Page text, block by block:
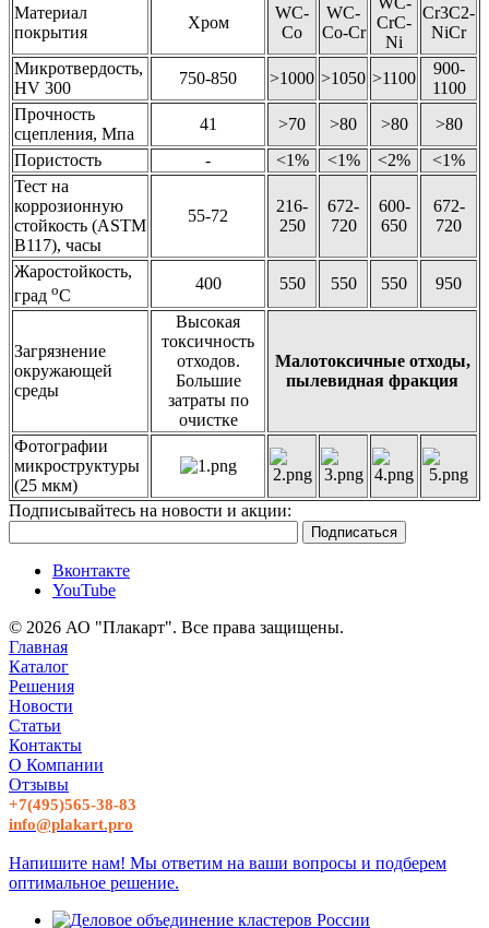
Материал
покрытия
Хром
WC-
Co
WC-
Co-Cr
CrC-
Ni
Cr3C2-
NiCr
Микротвердость,
HV 300
750-850 >1000 >1050 >1100
900-
1100
Прочность
сцепления, Мпа
41 >70 >80 >80
>80
Пористость
- <1% <1% <2%
<1%
Тест на
коррозионную
стойкость (ASTM
B117), часы
55-72
216-
250
672-
720
600-
650
672-
720
Жаростойкость,
град oС
400 550 550 550 950
Загрязнение
окружающей
среды
Высокая
токсичность
отходов.
Большие
затраты по
очистке
Малотоксичные отходы,
пылевидная фракция
Фотографии
микроструктуры
(25 мкм)
Подписывайтесь на новости и акции:
Вконтакте
YouTube
© 2026 АО "Плакарт". Все права защищены.
Главная
Каталог
Решения
Новости
Статьи
Контакты
О Компании
Отзывы
+7(495)565-38-83
info@plakart.pro
Напишите нам! Мы ответим на ваши вопросы и подберем
оптимальное решение.